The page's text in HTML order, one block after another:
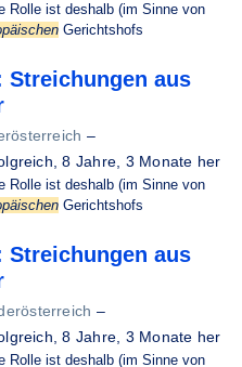
Rolle ist deshalb (im Sinne von
Gerichtshofs
Streichungen aus
–
8 Jahre, 3 Monate her
Rolle ist deshalb (im Sinne von
Gerichtshofs
Streichungen aus
–
8 Jahre, 3 Monate her
Rolle ist deshalb (im Sinne von